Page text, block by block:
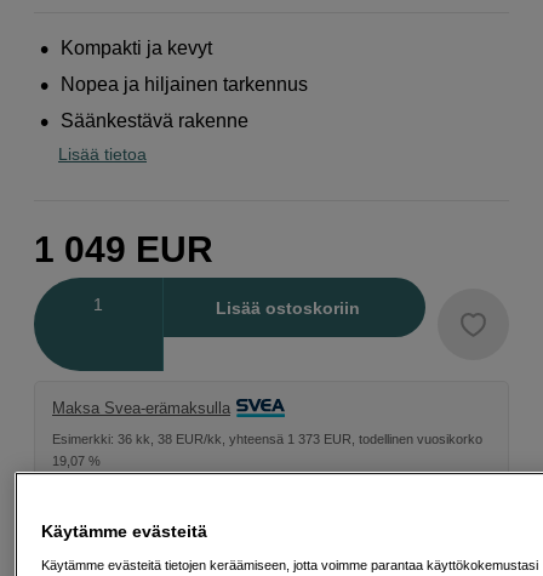
Kompakti ja kevyt
Nopea ja hiljainen tarkennus
Säänkestävä rakenne
Lisää tietoa
1 049 EUR
Lisää ostoskoriin
Maksa Svea-erämaksulla
Esimerkki: 36 kk, 38 EUR/kk, yhteensä 1 373 EUR, todellinen vuosikorko
19,07 %
Lainaaminen maksaa!
saada maksuhäiriömerkinnän. Se voi vaikeuttaa asunnon vuokraamista,
liittymien tekemistä ja uusien lainojen saamista. Apua saat kuntasi talous- ja
Käytämme evästeitä
Käytämme evästeitä tietojen keräämiseen, jotta voimme parantaa käyttökokemustasi